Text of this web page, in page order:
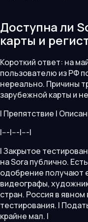
Доступна ли
карты и
Короткий ответ: на
пользователю из РФ
нереально. Причины
зарубежной карты и
| Препятствие |
|---|---|---|
| Закрытое
на Sora публично.
одобрение получают
видеографы,
стран. Россия в
тестирования. |
крайне мал. |